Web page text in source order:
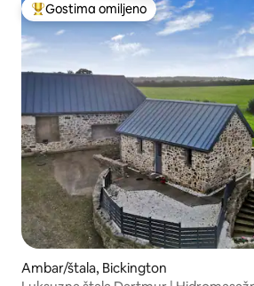
Najuspešniji među gostima omiljenim
Gostima omiljeno
Ambar/štala, Bickington